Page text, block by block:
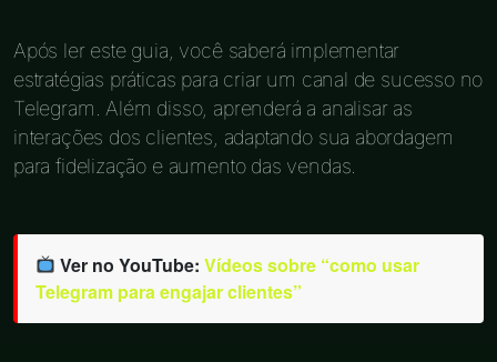
Após ler este guia, você saberá implementar
estratégias práticas para criar um canal de sucesso no
Telegram. Além disso, aprenderá a analisar as
interações dos clientes, adaptando sua abordagem
para fidelização e aumento das vendas.
Ver no YouTube: Vídeos sobre “como usar
Telegram para engajar clientes”